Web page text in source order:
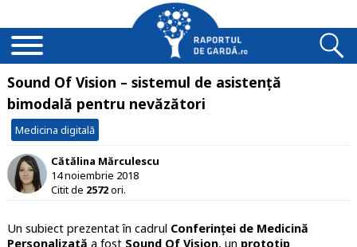
Sound Of Vision – sistemul de asistență
bimodală pentru nevăzători
Medicina digitală
Cătălina Mărculescu
14 noiembrie 2018
Citit de 2572ori.
Un subiect prezentat în cadrul Conferinței de Medicină
Personalizată a fost Sound Of Vision, un prototip